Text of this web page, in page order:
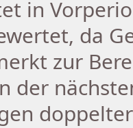
in
da
zur
der